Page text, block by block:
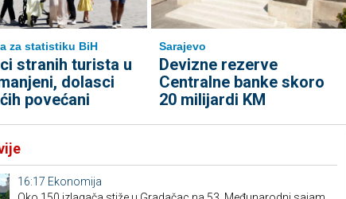
za statistiku BiH
stranih turista u
dolasci
povećani
Sarajevo
Devizne rezerve
Centralne banke skoro
20 milijardi KM
16:17 Ekonomija